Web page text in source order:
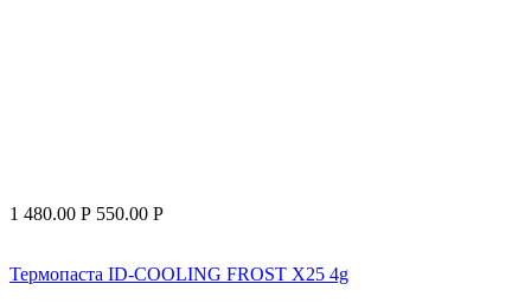
1 480.00 Р 550.00 Р
Термопаста ID-COOLING FROST X25 4g